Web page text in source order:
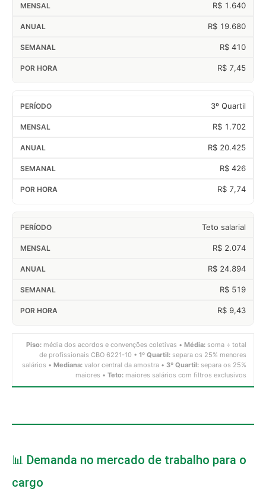
R$ 1.640
R$ 19.680
R$ 410
R$ 7,45
3º Quartil
R$ 1.702
R$ 20.425
R$ 426
R$ 7,74
Teto salarial
R$ 2.074
R$ 24.894
R$ 519
R$ 9,43
Piso: média dos acordos e convenções coletivas • Média: soma ÷ total
de profissionais CBO 6221-10 • 1º Quartil: separa os 25% menores
salários • Mediana: valor central da amostra • 3º Quartil: separa os 25%
maiores • Teto: maiores salários com filtros exclusivos
📊 Demanda no mercado de trabalho para o
cargo